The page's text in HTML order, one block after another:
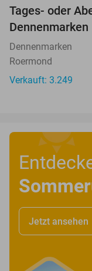
Tages- oder
Dennenmarken
Dennenmarken
Roermond
Verkauft: 3.249
Jetzt ansehen